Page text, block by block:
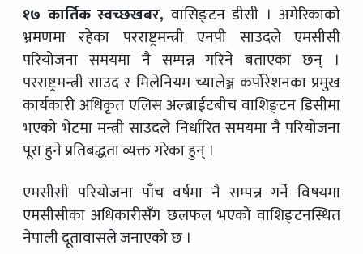
१७ कार्तिक स्वच्छखबर, वासिङ्टन डीसी । अमेरिकाको
भ्रमणमा रहेका परराष्ट्रमन्त्री एनपी साउदले एमसीसी
परियोजना समयमा नै सम्पन्न गरिने बताएका छन् ।
परराष्ट्रमन्त्री साउद र मिलेनियम च्यालेञ्ज कर्पोरेशनका प्रमुख
कार्यकारी अधिकृत एलिस अल्ब्राईटबीच वाशिङ्टन डिसीमा
भएको भेटमा मन्त्री साउदले निर्धारित समयमा नै परियोजना
पूरा हुने प्रतिबद्धता व्यक्त गरेका हुन् ।
एमसीसी परियोजना पाँच वर्षमा नै सम्पन्न गर्ने विषयमा
एमसीसीका अधिकारीसँग छलफल भएको वाशिङ्टनस्थित
नेपाली दूतावासले जनाएको छ ।